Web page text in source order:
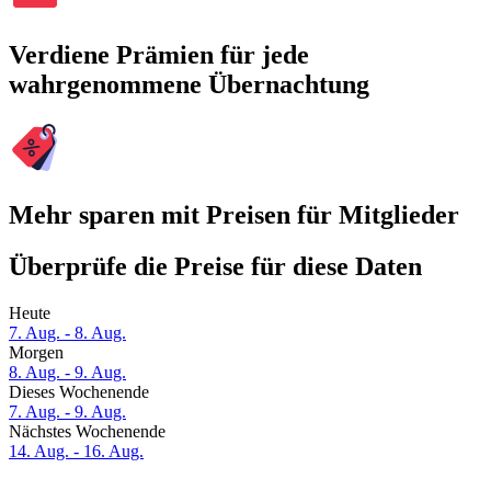
Verdiene Prämien für jede
wahrgenommene Übernachtung
Mehr sparen mit Preisen für Mitglieder
Überprüfe die Preise für diese Daten
Heute
7. Aug. - 8. Aug.
Morgen
8. Aug. - 9. Aug.
Dieses Wochenende
7. Aug. - 9. Aug.
Nächstes Wochenende
14. Aug. - 16. Aug.